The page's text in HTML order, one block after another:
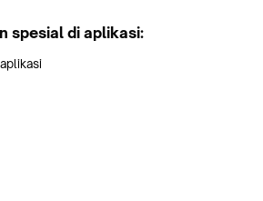
spesial di aplikasi: